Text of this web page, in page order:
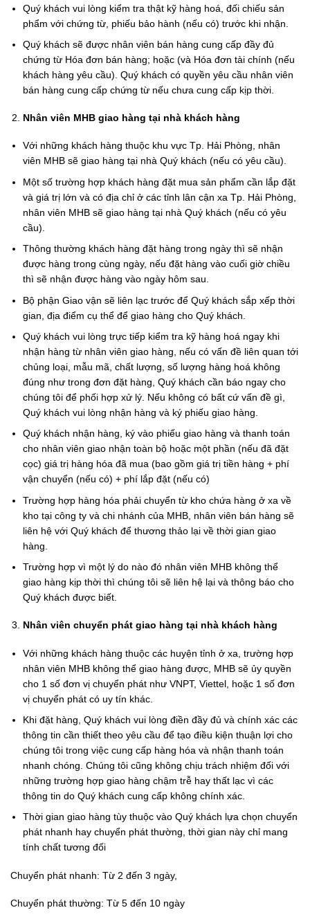
Quý khách vui lòng kiểm tra thật kỹ hàng hoá, đối chiếu sản
phẩm với chứng từ, phiếu bảo hành (nếu có) trước khi nhận.
Quý khách sẽ được nhân viên bán hàng cung cấp đầy đủ
chứng từ Hóa đơn bán hàng; hoặc (và Hóa đơn tài chính (nếu
khách hàng yêu cầu). Quý khách có quyền yêu cầu nhân viên
bán hàng cung cấp chứng từ nếu chưa cung cấp kịp thời.
Nhân viên MHB giao hàng tại nhà khách hàng
Với những khách hàng thuộc khu vực Tp. Hải Phòng, nhân
viên MHB sẽ giao hàng tại nhà Quý khách (nếu có yêu cầu).
Một số trường hợp khách hàng đặt mua sản phẩm cần lắp đặt
và giá trị lớn và có địa chỉ ở các tỉnh lân cận xa Tp. Hải Phòng,
nhân viên MHB sẽ giao hàng tại nhà Quý khách (nếu có yêu
cầu).
Thông thường khách hàng đặt hàng trong ngày thì sẽ nhận
được hàng trong cùng ngày, nếu đặt hàng vào cuối giờ chiều
thì sẽ nhận được hàng vào ngày hôm sau.
Bộ phận Giao vận sẽ liên lạc trước để Quý khách sắp xếp thời
gian, địa điểm cụ thể để giao hàng cho Quý khách.
Quý khách vui lòng trực tiếp kiểm tra kỹ hàng hoá ngay khi
nhận hàng từ nhân viên giao hàng, nếu có vấn đề liên quan tới
chủng loại, mẫu mã, chất lượng, số lượng hàng hoá không
đúng như trong đơn đặt hàng, Quý khách cần báo ngay cho
chúng tôi để phối hợp xử lý. Nếu không có bất cứ vấn đề gì,
Quý khách vui lòng nhận hàng và ký phiếu giao hàng.
Quý khách nhận hàng, ký vào phiếu giao hàng và thanh toán
cho nhân viên giao nhận toàn bộ hoặc một phần (nếu đã đặt
cọc) giá trị hàng hóa đã mua (bao gồm giá trị tiền hàng + phí
vận chuyển (nếu có) + phí lắp đặt (nếu có)
Trường hợp hàng hóa phải chuyển từ kho chứa hàng ở xa về
kho tại công ty và chi nhánh của MHB, nhân viên bán hàng sẽ
liên hệ với Quý khách để thương thảo lại về thời gian giao
hàng.
Trường hợp vì một lý do nào đó nhân viên MHB không thể
giao hàng kịp thời thì chúng tôi sẽ liên hệ lại và thông báo cho
Quý khách được biết.
Nhân viên chuyển phát giao hàng tại nhà khách hàng
Với những khách hàng thuộc các huyện tỉnh ở xa, trường hợp
nhân viên MHB không thể giao hàng được, MHB sẽ ủy quyền
cho 1 số đơn vị chuyển phát như VNPT, Viettel, hoặc 1 số đơn
vị chuyển phát có uy tín khác.
Khi đặt hàng, Quý khách vui lòng điền đầy đủ và chính xác các
thông tin cần thiết theo yêu cầu để tạo điều kiện thuận lợi cho
chúng tôi trong việc cung cấp hàng hóa và nhận thanh toán
nhanh chóng. Chúng tôi cũng không chịu trách nhiệm đối với
những trường hợp giao hàng chậm trễ hay thất lạc vì các
thông tin do Quý khách cung cấp không chính xác.
Thời gian giao hàng tùy thuộc vào Quý khách lựa chọn chuyển
phát nhanh hay chuyển phát thường, thời gian này chỉ mang
tính chất tương đối
Chuyển phát nhanh: Từ 2 đến 3 ngày,
Chuyển phát thường: Từ 5 đến 10 ngày